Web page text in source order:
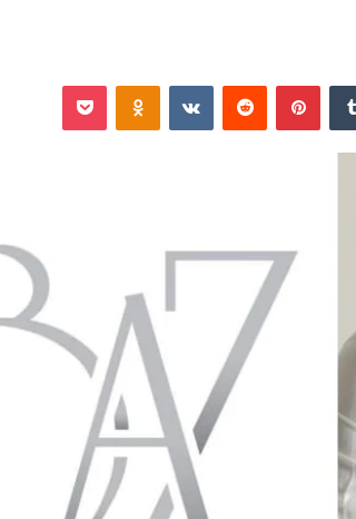
‏Tumblr بينتيريست ‏Reddit
‏VKontakte
Odnoklassniki
‫Pocket